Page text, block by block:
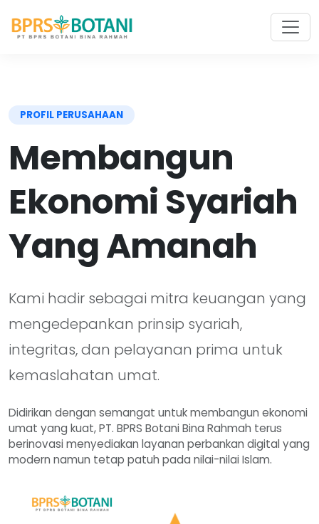
PROFIL PERUSAHAAN
Membangun
Ekonomi Syariah
Yang Amanah
Kami hadir sebagai mitra keuangan yang
mengedepankan prinsip syariah,
integritas, dan pelayanan prima untuk
kemaslahatan umat.
Didirikan dengan semangat untuk membangun ekonomi
umat yang kuat, PT. BPRS Botani Bina Rahmah terus
berinovasi menyediakan layanan perbankan digital yang
modern namun tetap patuh pada nilai-nilai Islam.